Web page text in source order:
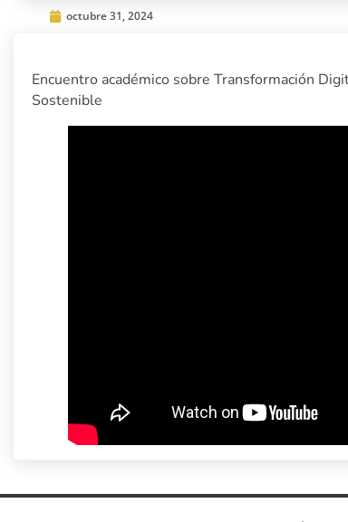
octubre 31, 2024
Encuentro académico sobre Transformación
Sostenible